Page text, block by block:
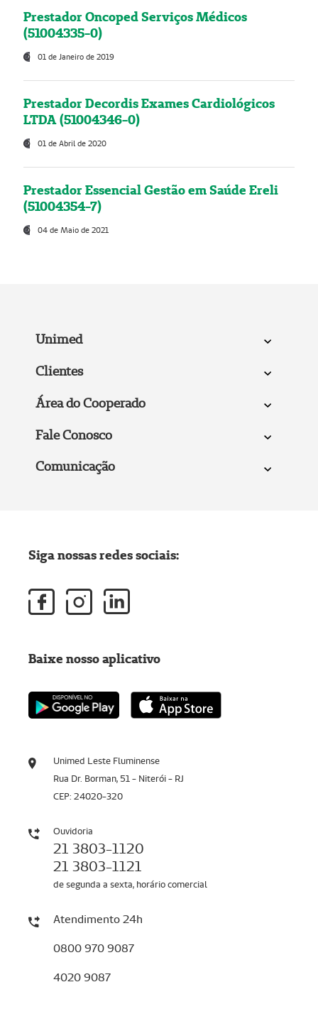
Prestador Oncoped Serviços Médicos
(51004335-0)
01 de Janeiro de 2019
Prestador Decordis Exames Cardiológicos
LTDA (51004346-0)
01 de Abril de 2020
Prestador Essencial Gestão em Saúde Ereli
(51004354-7)
04 de Maio de 2021
Unimed
Clientes
Área do Cooperado
Fale Conosco
Comunicação
Unimed Leste Fluminense
Rua Dr. Borman, 51 - Niterói - RJ
CEP: 24020-320
Ouvidoria
21 3803-1120
21 3803-1121
de segunda a sexta, horário comercial
Atendimento 24h
0800 970 9087
4020 9087
Siga nossas redes sociais:
Baixe nosso aplicativo